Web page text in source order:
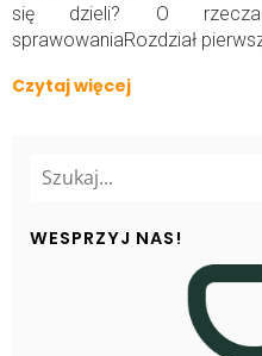
się dzieli? O
sprawowaniaRozdział
Czytaj więcej
WESPRZYJ NAS!